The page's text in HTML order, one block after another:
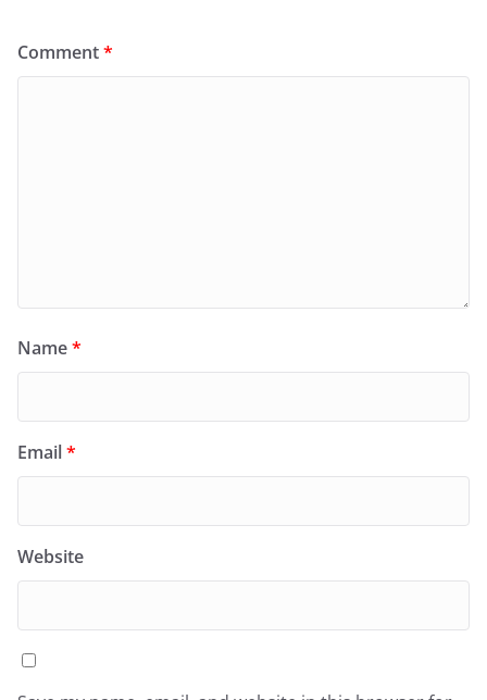
Comment*
Name*
Email*
Website